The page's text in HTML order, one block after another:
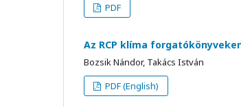
PDF
Az RCP klíma
Bozsik Nándor, Takács István
PDF (English)